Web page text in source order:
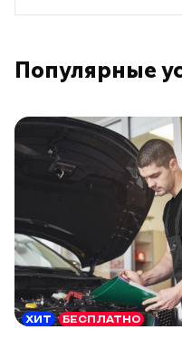
Популярные
ХИТ БЕСПЛАТНО